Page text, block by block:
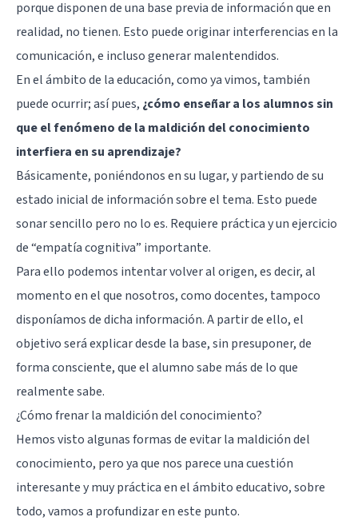
porque disponen de una base previa de información que en
realidad, no tienen. Esto puede originar interferencias en la
comunicación, e incluso generar malentendidos.
En el ámbito de la educación, como ya vimos, también
puede ocurrir; así pues, ¿cómo enseñar a los alumnos sin
que el fenómeno de la maldición del conocimiento
interfiera en su aprendizaje?
Básicamente, poniéndonos en su lugar, y partiendo de su
estado inicial de información sobre el tema. Esto puede
sonar sencillo pero no lo es. Requiere práctica y un ejercicio
de “empatía cognitiva” importante.
Para ello podemos intentar volver al origen, es decir, al
momento en el que nosotros, como docentes, tampoco
disponíamos de dicha información. A partir de ello, el
objetivo será explicar desde la base, sin presuponer, de
forma consciente, que el alumno sabe más de lo que
realmente sabe.
¿Cómo frenar la maldición del conocimiento?
Hemos visto algunas formas de evitar la maldición del
conocimiento, pero ya que nos parece una cuestión
interesante y muy práctica en el ámbito educativo, sobre
todo, vamos a profundizar en este punto.